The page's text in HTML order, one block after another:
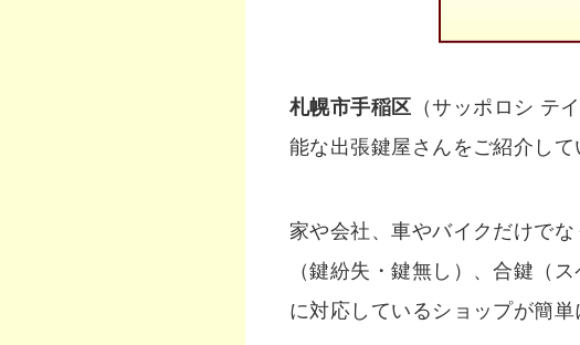
札幌市手稲区 （サッポロシ テ
能な出張鍵屋さんをご紹介して
家や会社、車やバイクだけで
（鍵紛失・鍵無し）、合鍵（
に対応しているショップが簡単